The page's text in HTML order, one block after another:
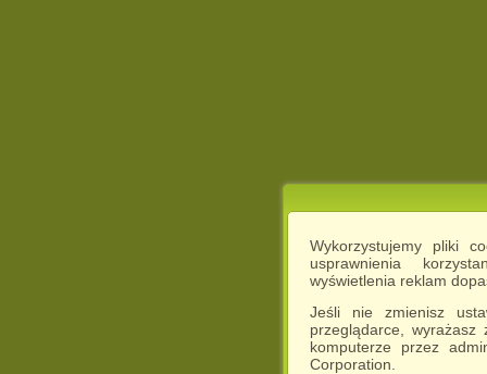
Wykorzystujemy pliki
usprawnienia
wyświetlenia reklam
Jeśli nie zmienisz
przeglądarce,
komputerze przez
Corporation.